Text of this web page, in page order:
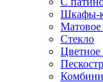
Шкафы-
Матовое
Стекло
Цветное